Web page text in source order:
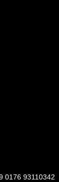
0176 93110342